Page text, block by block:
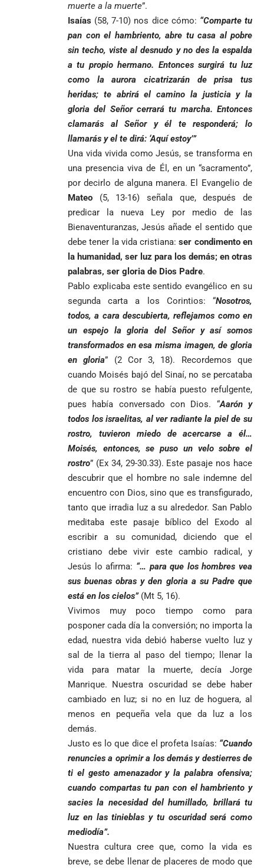
muerte a la muerte”.
Isaías (58, 7-10) nos dice cómo: “Comparte tu
pan con el hambriento, abre tu casa al pobre
sin techo, viste al desnudo y no des la espalda
a tu propio hermano. Entonces surgirá tu luz
como la aurora cicatrizarán de prisa tus
heridas; te abrirá el camino la justicia y la
gloria del Señor cerrará tu marcha. Entonces
clamarás al Señor y él te responderá; lo
llamarás y el te dirá: ‘Aquí estoy’”
Una vida vivida como Jesús, se transforma en
una presencia viva de Él, en un “sacramento”,
por decirlo de alguna manera. El Evangelio de
Mateo (5, 13-16) señala que, después de
predicar la nueva Ley por medio de las
Bienaventuranzas, Jesús añade el sentido que
debe tener la vida cristiana:ser condimento en
la humanidad, ser luz para los demás; en otras
palabras, ser gloria de Dios Padre.
Pablo explicaba este sentido evangélico en su
segunda carta a los Corintios: “Nosotros,
todos, a cara descubierta, reflejamos como en
un espejo la gloria del Señor y así somos
transformados en esa misma imagen, de gloria
en gloria” (2 Cor 3, 18). Recordemos que
cuando Moisés bajó del Sinaí, no se percataba
de que su rostro se había puesto refulgente,
pues había conversado con Dios. “Aarón y
todos los israelitas, al ver radiante la piel de su
rostro, tuvieron miedo de acercarse a él…
Moisés, entonces, se puso un velo sobre el
rostro” (Ex 34, 29-30.33). Este pasaje nos hace
descubrir que el hombre no sale indemne del
encuentro con Dios, sino que es transfigurado,
tanto que irradia luz a su alrededor. San Pablo
meditaba este pasaje bíblico del Exodo al
escribir a su comunidad, diciendo que el
cristiano debe vivir este cambio radical, y
Jesús lo afirma: “… para que los hombres vea
sus buenas obras y den gloria a su Padre que
está en los cielos” (Mt 5, 16).
Vivimos muy poco tiempo como para
posponer cada día la conversión; no importa la
edad, nuestra vida debió haberse vuelto luz y
sal de la tierra al paso del tiempo; llenar la
vida para matar la muerte, decía Jorge
Manrique. Nuestra oscuridad se debe haber
cambiado en luz; si no en luz de hoguera, al
menos en pequeña vela que da luz a los
demás.
Justo es lo que dice el profeta Isaías: “Cuando
renuncies a oprimir a los demás y destierres de
ti el gesto amenazador y la palabra ofensiva;
cuando compartas tu pan con el hambriento y
sacies la necesidad del humillado, brillará tu
luz en las tinieblas y tu oscuridad será como
mediodía”.
Nuestra cultura cree que, como la vida es
breve, se debe llenar de placeres de modo que